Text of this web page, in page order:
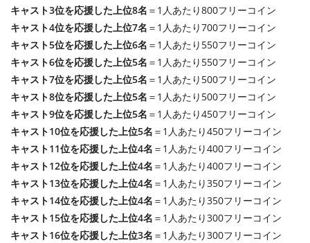
キャスト3位を応援した上位8名 ＝1人あたり800フリーコイン
キャスト4位を応援した上位7名 ＝1人あたり700フリーコイン
キャスト5位を応援した上位6名 ＝1人あたり550フリーコイン
キャスト6位を応援した上位5名 ＝1人あたり550フリーコイン
キャスト7位を応援した上位5名 ＝1人あたり500フリーコイン
キャスト8位を応援した上位5名 ＝1人あたり500フリーコイン
キャスト9位を応援した上位5名 ＝1人あたり450フリーコイン
キャスト10位を応援した上位5名 ＝1人あたり450フリーコイン
キャスト11位を応援した上位4名 ＝1人あたり400フリーコイン
キャスト12位を応援した上位4名 ＝1人あたり400フリーコイン
キャスト13位を応援した上位4名 ＝1人あたり350フリーコイン
キャスト14位を応援した上位4名 ＝1人あたり350フリーコイン
キャスト15位を応援した上位4名 ＝1人あたり300フリーコイン
キャスト16位を応援した上位3名 ＝1人あたり300フリーコイン